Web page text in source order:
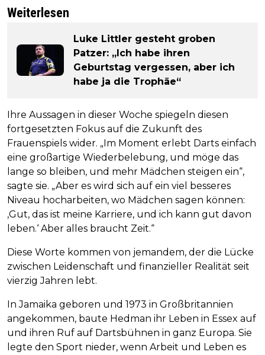
Weiterlesen
Luke Littler gesteht groben
Patzer: „Ich habe ihren
Geburtstag vergessen, aber ich
habe ja die Trophäe“
Ihre Aussagen in dieser Woche spiegeln diesen
fortgesetzten Fokus auf die Zukunft des
Frauenspiels wider. „Im Moment erlebt Darts einfach
eine großartige Wiederbelebung, und möge das
lange so bleiben, und mehr Mädchen steigen ein“,
sagte sie. „Aber es wird sich auf ein viel besseres
Niveau hocharbeiten, wo Mädchen sagen können:
‚Gut, das ist meine Karriere, und ich kann gut davon
leben.‘ Aber alles braucht Zeit.“
Diese Worte kommen von jemandem, der die Lücke
zwischen Leidenschaft und finanzieller Realität seit
vierzig Jahren lebt.
In Jamaika geboren und 1973 in Großbritannien
angekommen, baute Hedman ihr Leben in Essex auf
und ihren Ruf auf Dartsbühnen in ganz Europa. Sie
legte den Sport nieder, wenn Arbeit und Leben es